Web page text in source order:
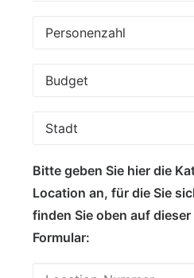
Bitte geben Sie hier die
Location an, für die Sie
finden Sie oben auf
Formular: